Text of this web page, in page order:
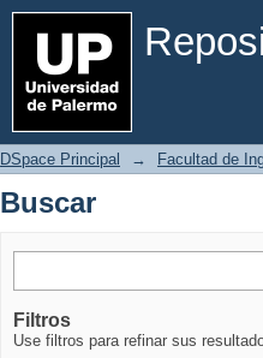
Buscar
DSpace Principal → Facultad de
Buscar
Filtros
Use filtros para refinar sus